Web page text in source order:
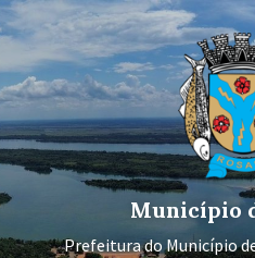
Ir
para
conteúdo
Pular
para
navegação
principal
Pular
para
rodapé
Município
Prefeitura do Município